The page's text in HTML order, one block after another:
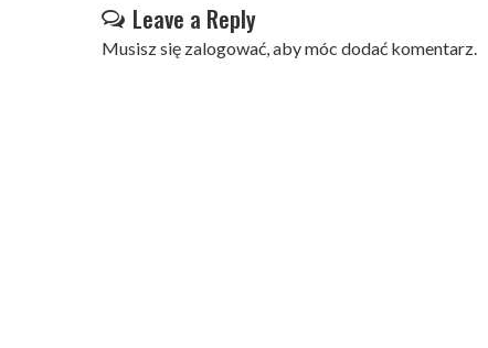
Leave a Reply
Musisz się zalogować, aby móc dodać komentarz.